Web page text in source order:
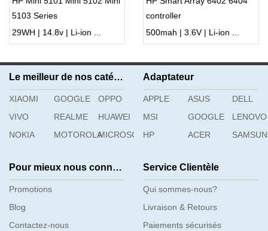
5103 Series
29WH | 14.8v | Li-ion ...
controller
500mah | 3.6V | Li-ion ...
Le meilleur de nos catégories
XIAOMI GOOGLE
OPPO
VIVO
REALME
HUAWEI
NOKIA
MOTOROLAMICROSOFT
Adaptateur
APPLE ASUS
DELL
MSI
GOOGLE
LENOVO
HP
ACER
Pour mieux nous connaître
Promotions
Blog
Contactez-nous
Service Clientèle
Qui sommes-nous?
Livraison & Retours
Paiements sécurisés